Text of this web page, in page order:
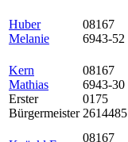
Huber
Melanie
08167
6943-52
Kern
Mathias
Erster
Bürgermeister
08167
6943-30
0175
2614485
08167